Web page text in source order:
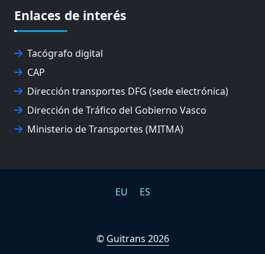
EXPOLOGÍSTICA
FEVATRANS (FEDERACIÓN VASCA DE TRANSPORTES)
FITRANS
GIZLOGA
MONDRAGÓN UNIBERTSITATEA
UPV/EHU
Enlaces de interés
Tacógrafo digital
CAP
Dirección transportes DFG (sede electrónica)
Dirección de Tráfico del Gobierno Vasco
Ministerio de Transportes (MITMA)
EU ES
© Guitrans 2026